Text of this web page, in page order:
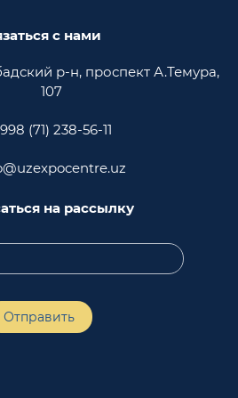
с нами
р-н, проспект А.Темура,
107
(71) 238-56-11
на рассылку
Отправить